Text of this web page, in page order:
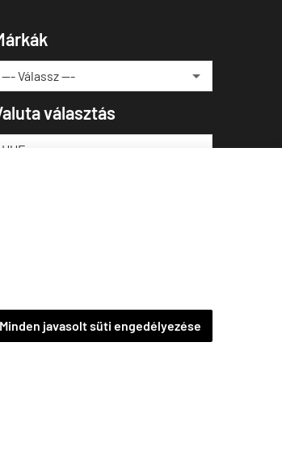
Minden javasolt süti engedélyezése
választás